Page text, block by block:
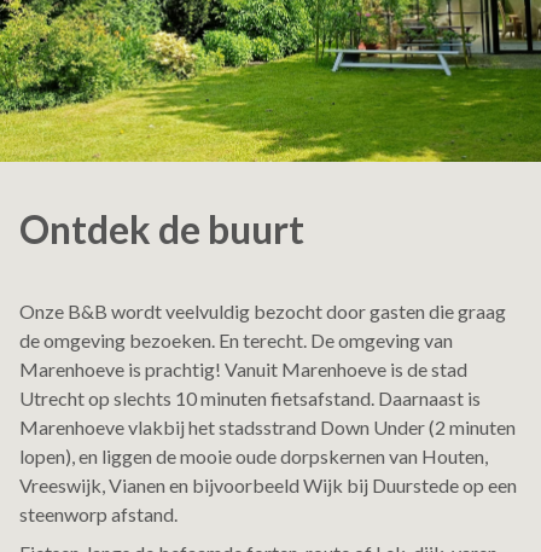
Ontdek de buurt
Onze B&B wordt veelvuldig bezocht door gasten die graag
de omgeving bezoeken. En terecht. De omgeving van
Marenhoeve is prachtig! Vanuit Marenhoeve is de stad
Utrecht op slechts 10 minuten fietsafstand. Daarnaast is
Marenhoeve vlakbij het stadsstrand Down Under (2 minuten
lopen), en liggen de mooie oude dorpskernen van Houten,
Vreeswijk, Vianen en bijvoorbeeld Wijk bij Duurstede op een
steenworp afstand.